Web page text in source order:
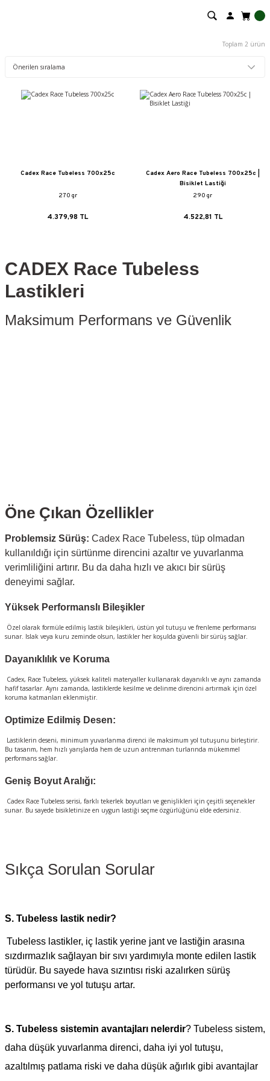
Toplam 2 ürün
Cadex Race Tubeless 700x25c
270 gr
4.379,98 TL
Cadex Aero Race Tubeless 700x25c |
Bisiklet Lastiği
290 gr
4.522,81 TL
CADEX Race Tubeless
Lastikleri
Maksimum Performans ve Güvenlik
Öne Çıkan Özellikler
Problemsiz Sürüş: Cadex Race Tubeless, tüp olmadan
kullanıldığı için sürtünme direncini azaltır ve yuvarlanma
verimliliğini artırır. Bu da daha hızlı ve akıcı bir sürüş
deneyimi sağlar.
Yüksek Performanslı Bileşikler
Özel olarak formüle edilmiş lastik bileşikleri, üstün yol tutuşu ve frenleme performansı
sunar. Islak veya kuru zeminde olsun, lastikler her koşulda güvenli bir sürüş sağlar.
Dayanıklılık ve Koruma
Cadex, Race Tubeless, yüksek kaliteli materyaller kullanarak dayanıklı ve aynı zamanda
hafif tasarlar. Aynı zamanda, lastiklerde kesilme ve delinme direncini artırmak için özel
koruma katmanları eklenmiştir.
Optimize Edilmiş Desen:
Lastiklerin deseni, minimum yuvarlanma direnci ile maksimum yol tutuşunu birleştirir.
Bu tasarım, hem hızlı yarışlarda hem de uzun antrenman turlarında mükemmel
performans sağlar.
Geniş Boyut Aralığı:
Cadex Race Tubeless serisi, farklı tekerlek boyutları ve genişlikleri için çeşitli seçenekler
sunar. Bu sayede bisikletinize en uygun lastiği seçme özgürlüğünü elde edersiniz.
Sıkça Sorulan Sorular
S. Tubeless lastik nedir?
Tubeless lastikler, iç lastik yerine jant ve lastiğin arasına
sızdırmazlık sağlayan bir sıvı yardımıyla monte edilen lastik
türüdür. Bu sayede hava sızıntısı riski azalırken sürüş
performansı ve yol tutuşu artar.
S. Tubeless sistemin avantajları nelerdir? Tubeless sistem,
daha düşük yuvarlanma direnci, daha iyi yol tutuşu,
azaltılmış patlama riski ve daha düşük ağırlık gibi avantajlar